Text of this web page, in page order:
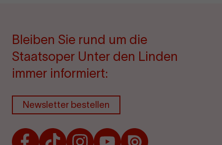
Bleiben Sie rund um die
Staatsoper Unter den Linden
immer informiert:
Newsletter bestellen
FacebookTikTokInstagramYoutubeIssuu